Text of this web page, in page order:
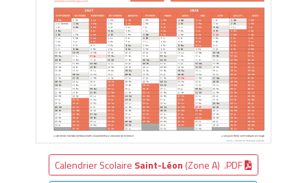
Calendrier Scolaire Saint-Léon (Zone A) .PDF